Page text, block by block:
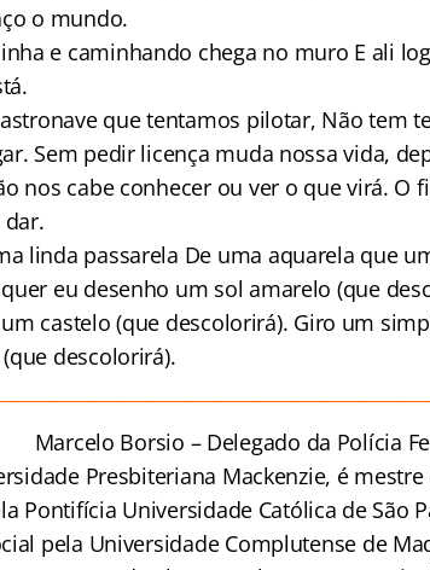
o mundo.
e caminhando chega no muro E ali
que tentamos pilotar, Não tem
Sem pedir licença muda nossa vida,
nos cabe conhecer ou ver o que virá. O
linda passarela De uma aquarela que
eu desenho um sol amarelo (que
castelo (que descolorirá). Giro um
descolorirá).
Marcelo Borsio – Delegado da Polícia
Presbiteriana Mackenzie, é
Pontifícia Universidade Católica de São
pela Universidade Complutense de